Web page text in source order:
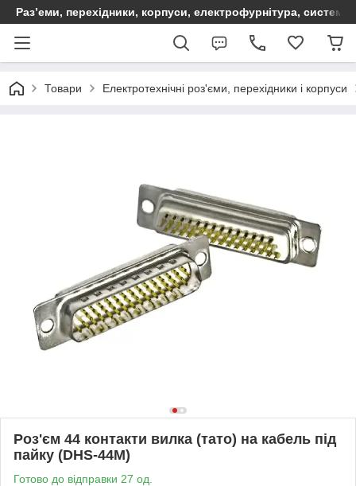
Раз’еми, перехідники, корпуси, електрофурнітура,
Товари Електротехнічні роз'єми, перехідники і корпуси
Роз'єм 44 контакти вилка (тато) на кабель під
пайку (DHS-44M)
Готово до відправки 27 од.